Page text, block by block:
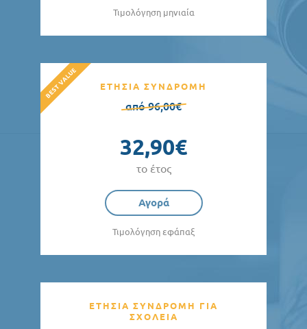
Τιμολόγηση μηνιαία
ΕΤΗΣΙΑ ΣΥΝΔΡΟΜΗ
από 96,00€
32,90€
το έτος
Αγορά
Τιμολόγηση εφάπαξ
ΕΤΗΣΙΑ ΣΥΝΔΡΟΜΗ ΓΙΑ
ΣΧΟΛΕΙΑ